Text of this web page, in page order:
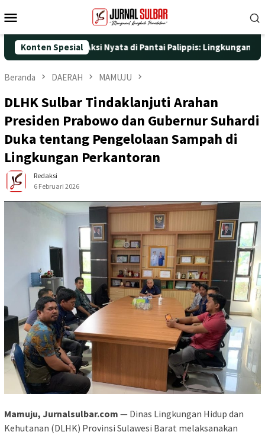
ke
Mobile
Konten Spesial
dengan Aksi Nyata di Pantai Palippis: Lingkungan dan
Beranda DAERAH MAMUJU
DLHK Sulbar Tindaklanjuti Arahan
Presiden Prabowo dan Gubernur Suhardi
Duka tentang Pengelolaan Sampah di
Lingkungan Perkantoran
Redaksi
6 Februari 2026
Mamuju, Jurnalsulbar.com — Dinas Lingkungan Hidup dan
Kehutanan (DLHK) Provinsi Sulawesi Barat melaksanakan